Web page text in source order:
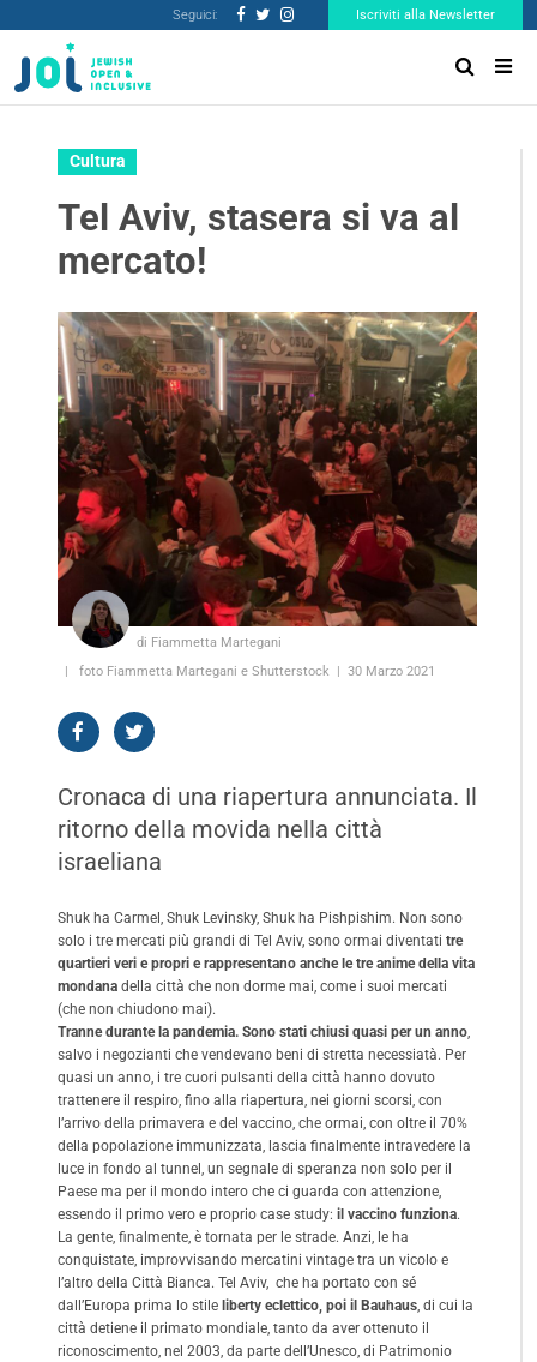
Seguici: Iscriviti alla Newsletter
Cultura
Tel Aviv, stasera si va al
mercato!
di Fiammetta Martegani
foto Fiammetta Martegani e Shutterstock
30 Marzo 2021
Cronaca di una riapertura annunciata. Il
ritorno della movida nella città
israeliana
Shuk ha Carmel, Shuk Levinsky, Shuk ha Pishpishim. Non sono
solo i tre mercati più grandi di Tel Aviv, sono ormai diventati tre
quartieri veri e propri e rappresentano anche le tre anime della vita
mondana della città che non dorme mai, come i suoi mercati
(che non chiudono mai).
Tranne durante la pandemia. Sono stati chiusi quasi per un anno,
salvo i negozianti che vendevano beni di stretta necessiatà. Per
quasi un anno, i tre cuori pulsanti della città hanno dovuto
trattenere il respiro, fino alla riapertura, nei giorni scorsi, con
l’arrivo della primavera e del vaccino, che ormai, con oltre il 70%
della popolazione immunizzata, lascia finalmente intravedere la
luce in fondo al tunnel, un segnale di speranza non solo per il
Paese ma per il mondo intero che ci guarda con attenzione,
essendo il primo vero e proprio case study: il vaccino funziona.
La gente, finalmente, è tornata per le strade. Anzi, le ha
conquistate, improvvisando mercatini vintage tra un vicolo e
l’altro della Città Bianca. Tel Aviv, che ha portato con sé
dall’Europa prima lo stile liberty eclettico, poi il Bauhaus, di cui la
città detiene il primato mondiale, tanto da aver ottenuto il
riconoscimento, nel 2003, da parte dell’Unesco, di Patrimonio